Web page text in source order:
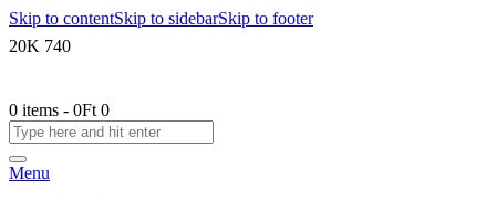
Skip to contentSkip to sidebarSkip to footer
20K 740
0 items - 0Ft 0
Menu